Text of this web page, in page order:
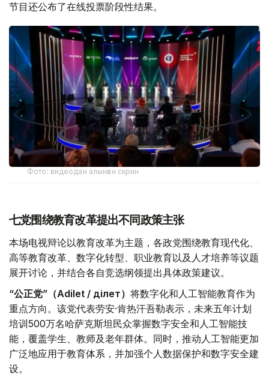
节目还公布了在线投票阶段性结果。
Фото: видеодан алынған скрин
七党围绕教育改革提出不同政策主张
本场电视辩论以教育改革为主题，各政党围绕教育现代化、
高等教育改革、数字化转型、职业教育以及人才培养等议题
展开讨论，并结合各自竞选纲领提出具体政策建议。
“公正党”（Adilet / Әділет） 将数字化和人工智能教育作为
重点方向。该党代表劳安·肯热汗吾勒表示，未来五年计划
培训500万名哈萨克斯坦民众掌握数字安全和人工智能技
能，覆盖学生、教师及老年群体。同时，推动人工智能更加
广泛地应用于教育体系，并加强个人数据保护和数字安全建
设。